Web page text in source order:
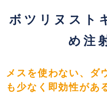
ボツリヌスト
め注
メスを使わない、ダ
も少なく即効性があ